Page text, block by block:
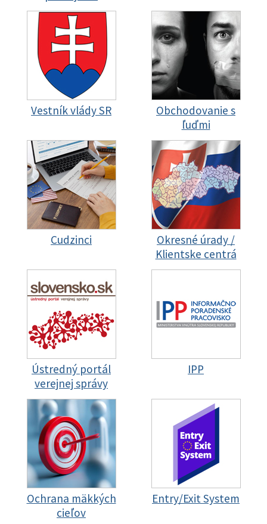
Vestník vlády SR
Obchodovanie s
ľuďmi
Cudzinci
Okresné úrady /
Klientske centrá
Ústredný portál
verejnej správy
IPP
Ochrana mäkkých
cieľov
Entry/Exit System